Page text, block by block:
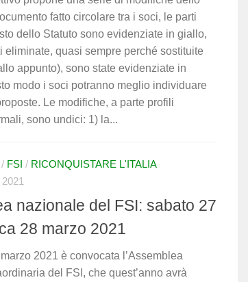
fatto circolare tra i soci, le parti
dello Statuto sono evidenziate in giallo,
eliminate, quasi sempre perché sostituite
appunto), sono state evidenziate in
modo i soci potranno meglio individuare
Le modifiche, a parte profili
sono undici: 1) la...
/ FSI / RICONQUISTARE L'ITALIA
nazionale del FSI: sabato 27
28 marzo 2021
2021 è convocata l’Assemblea
del FSI, che quest’anno avrà